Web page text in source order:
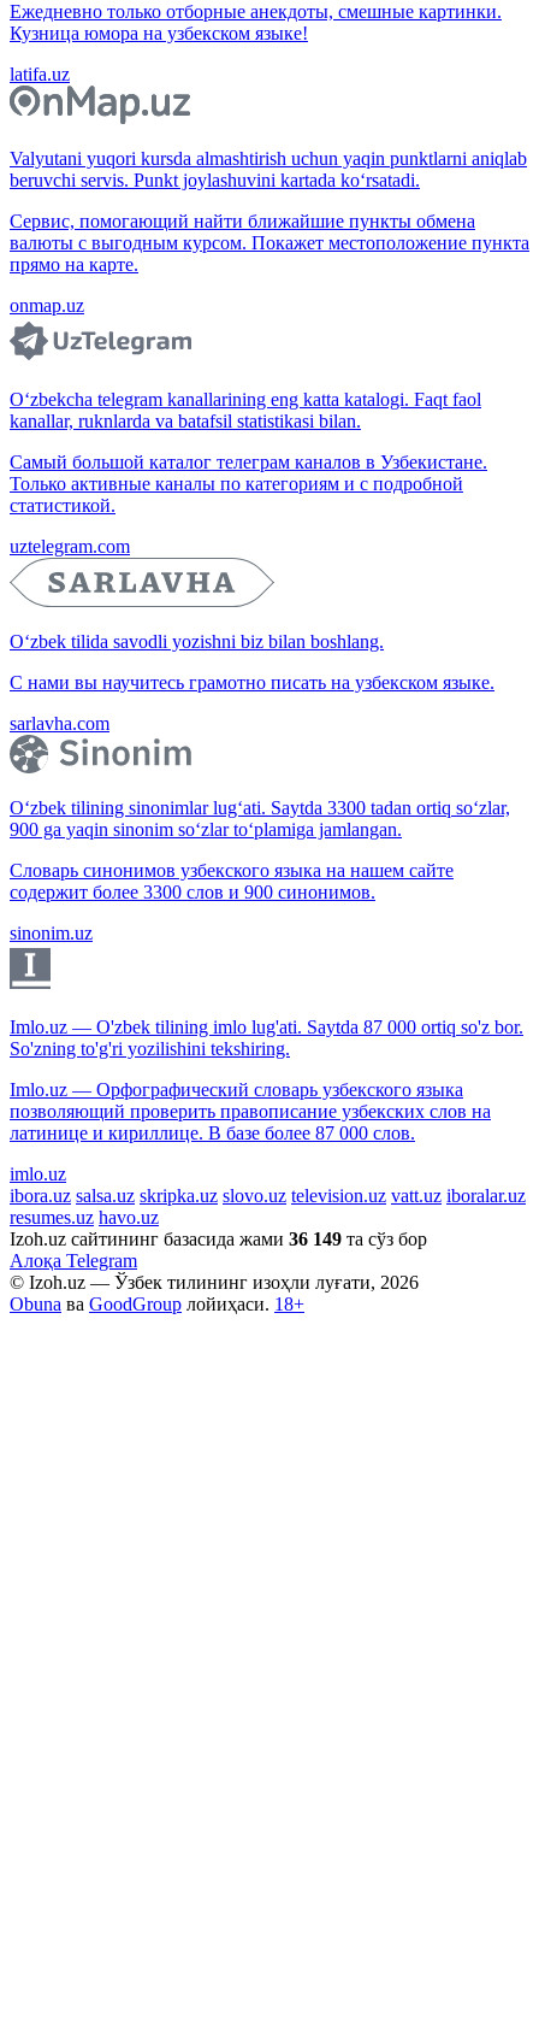
Ежедневно только отборные анекдоты, смешные картинки.
Кузница юмора на узбекском языке!
latifa.uz
Valyutani yuqori kursda almashtirish uchun yaqin punktlarni aniqlab
beruvchi servis. Punkt joylashuvini kartada ko‘rsatadi.
Сервис, помогающий найти ближайшие пункты обмена
валюты с выгодным курсом. Покажет местоположение пункта
прямо на карте.
onmap.uz
O‘zbekcha telegram kanallarining eng katta katalogi. Faqt faol
kanallar, ruknlarda va batafsil statistikasi bilan.
Самый большой каталог телеграм каналов в Узбекистане.
Только активные каналы по категориям и с подробной
статистикой.
uztelegram.com
O‘zbek tilida savodli yozishni biz bilan boshlang.
С нами вы научитесь грамотно писать на узбекском языке.
sarlavha.com
O‘zbek tilining sinonimlar lug‘ati. Saytda 3300 tadan ortiq so‘zlar,
900 ga yaqin sinonim so‘zlar to‘plamiga jamlangan.
Словарь синонимов узбекского языка на нашем сайте
содержит более 3300 слов и 900 синонимов.
sinonim.uz
Imlo.uz — O'zbek tilining imlo lug'ati. Saytda 87 000 ortiq so'z bor.
So'zning to'g'ri yozilishini tekshiring.
Imlo.uz — Орфографический словарь узбекского языка
позволяющий проверить правописание узбекских слов на
латинице и кириллице. В базе более 87 000 слов.
imlo.uz
ibora.uz salsa.uz skripka.uz slovo.uz television.uz vatt.uz iboralar.uz
resumes.uz havo.uz
Izoh.uz сайтининг базасида жами 36 149 та сўз бор
Алоқа Telegram
© Izoh.uz — Ўзбек тилининг изоҳли луғати, 2026
Obuna ва GoodGroup лойиҳаси. 18+